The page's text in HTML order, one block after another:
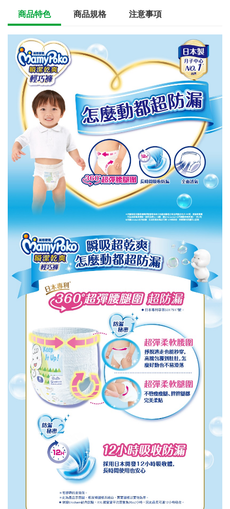
商品特色 商品規格 注意事項